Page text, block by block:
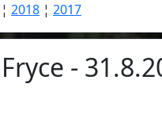
¦ 2018 ¦ 2017
-